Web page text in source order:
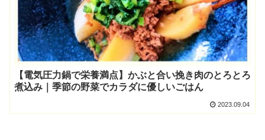
【電気圧力鍋で栄養満点】かぶと合い挽き肉のとろとろ
煮込み｜季節の野菜でカラダに優しいごはん
2023.09.04